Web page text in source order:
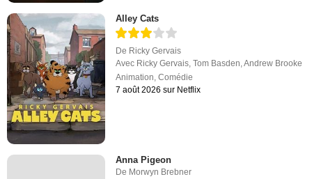
Alley Cats
De Ricky Gervais
Avec Ricky Gervais,Tom Basden,Andrew Brooke
Animation,Comédie
7 août 2026 sur Netflix
Anna Pigeon
De Morwyn Brebner